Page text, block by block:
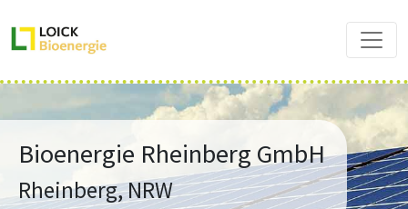
Bioenergie Rheinberg GmbH
Rheinberg, NRW